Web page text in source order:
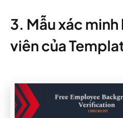
3. Mẫu xác minh
viên của